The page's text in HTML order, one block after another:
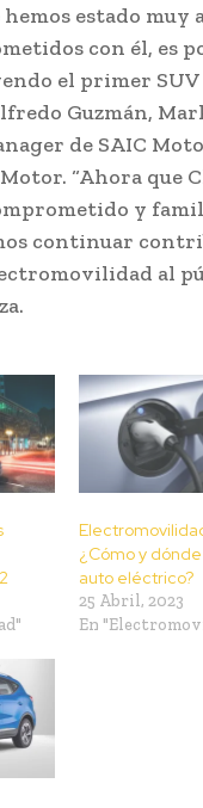
estado muy
con él, es
el primer
Guzmán,
de SAIC
“Ahora que
y
continuar
al
¿Cómo y
auto eléctrico?
25 Abril, 2023
En